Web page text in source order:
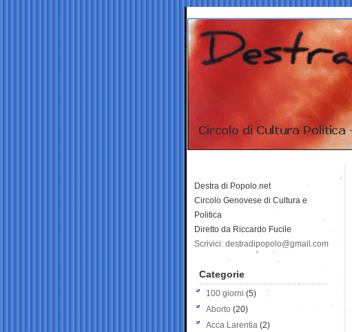
Destra di Popolo.net
Circolo Genovese di Cultura e
Politica
Diretto da Riccardo Fucile
Scrivici: destradipopolo@gmail.com
Categorie
100 giorni (5)
Aborto (20)
Acca Larentia (2)